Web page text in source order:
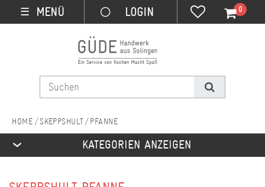
☰ MENÜ 0
SKEPPSHULT PFANNE
KATEGORIEN ANZEIGEN